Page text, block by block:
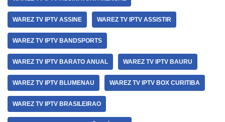
WAREZ TV IPTV ASSINE WAREZ TV IPTV ASSISTIR
WAREZ TV IPTV BANDSPORTS
WAREZ TV IPTV BARATO ANUAL WAREZ TV IPTV BAURU
WAREZ TV IPTV BLUMENAU WAREZ TV IPTV BOX CURITIBA
WAREZ TV IPTV BRASILEIRAO